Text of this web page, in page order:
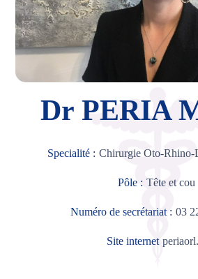
Dr PERIA
Specialité : Chirurgie Oto-Rhino-
Pôle : Tête et cou
Numéro de secrétariat : 03
Site internet